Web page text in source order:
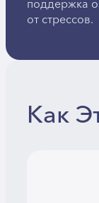
поддержка
от стрессов.
Как